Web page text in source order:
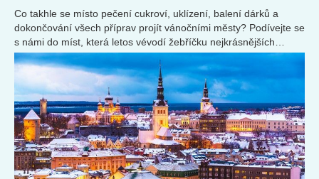
Co takhle se místo pečení cukroví, uklízení, balení dárků a
dokončování všech příprav projít vánočními městy? Podívejte se
s námi do míst, která letos vévodí žebříčku nejkrásnějších
předvánočních měst.